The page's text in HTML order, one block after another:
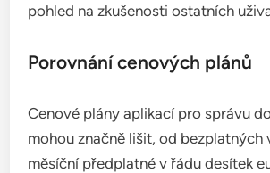
pohled na zkušenosti ostatních
Porovnání cenových plánů
Cenové plány aplikací pro správu
mohou značně lišit, od bezplatných
měsíční předplatné v řádu desítek